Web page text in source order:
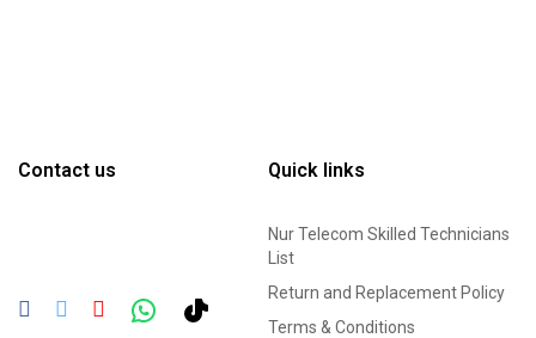
Contact us Quick links
Nur Telecom Skilled Technicians
List
Return and Replacement Policy
Terms & Conditions